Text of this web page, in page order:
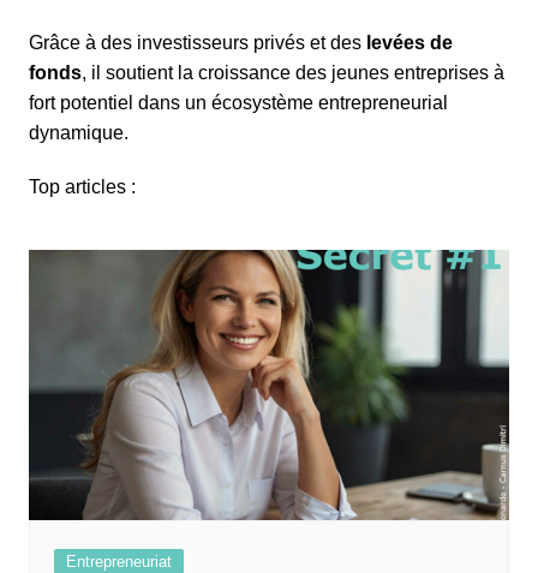
Grâce à des investisseurs privés et des levées de
fonds, il soutient la croissance des jeunes entreprises à
fort potentiel dans un écosystème entrepreneurial
dynamique.
Top articles :
Entrepreneuriat